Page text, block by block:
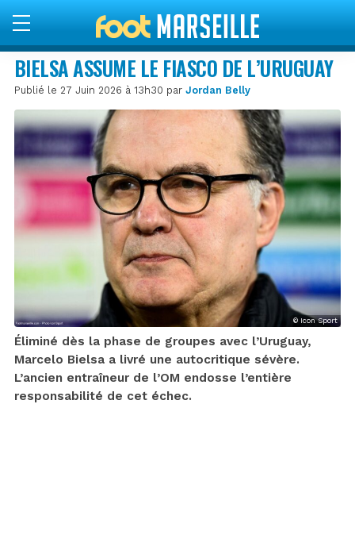
BIELSA ASSUME LE FIASCO DE L’URUGUAY
Publié le 27 Juin 2026 à 13h30 par Jordan Belly
© Icon Sport
Éliminé dès la phase de groupes avec l’Uruguay,
Marcelo Bielsa a livré une autocritique sévère.
L’ancien entraîneur de l’OM endosse l’entière
responsabilité de cet échec.